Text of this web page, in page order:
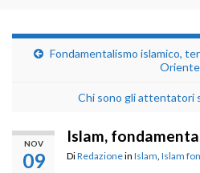
Fondamentalismo islamico,
Oriente
Chi sono gli attentatori
NOV
09
Islam,
DiRedazionein Islam Islam